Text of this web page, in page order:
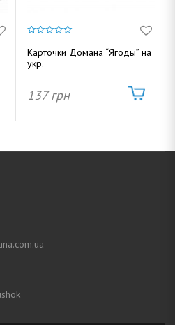
и
з
5
Карточки Домана “Ягоды” на
укр.
137грн